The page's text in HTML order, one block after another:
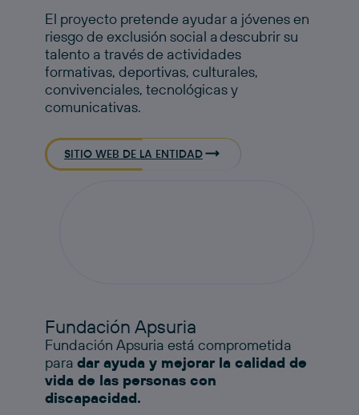
El proyecto pretende ayudar a jóvenes en
riesgo de exclusión social a descubrir su
talento a través de actividades
formativas, deportivas, culturales,
convivenciales, tecnológicas y
comunicativas.​
SITIO WEB DE LA ENTIDAD
Fundación Apsuria
Fundación Apsuria está comprometida
para dar ayuda y mejorar la calidad de
vida de las personas con
discapacidad.